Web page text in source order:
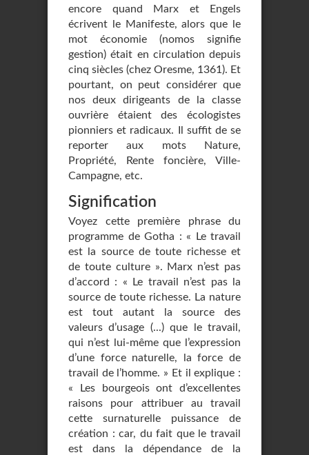
encore quand Marx et Engels
écrivent le Manifeste, alors que le
mot économie (nomos signifie
gestion) était en circulation depuis
cinq siècles (chez Oresme, 1361). Et
pourtant, on peut considérer que
nos deux dirigeants de la classe
ouvrière étaient des écologistes
pionniers et radicaux. Il suffit de se
reporter aux mots Nature,
Propriété, Rente foncière, Ville-
Campagne, etc.
Signification
Voyez cette première phrase du
programme de Gotha : « Le travail
est la source de toute richesse et
de toute culture ». Marx n’est pas
d’accord : « Le travail n’est pas la
source de toute richesse. La nature
est tout autant la source des
valeurs d’usage (...) que le travail,
qui n’est lui-même que l’expression
d’une force naturelle, la force de
travail de l’homme. » Et il explique :
« Les bourgeois ont d’excellentes
raisons pour attribuer au travail
cette surnaturelle puissance de
création : car, du fait que le travail
est dans la dépendance de la